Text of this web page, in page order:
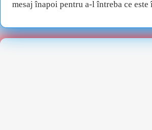
mesaj înapoi pentru a-l întreba ce este